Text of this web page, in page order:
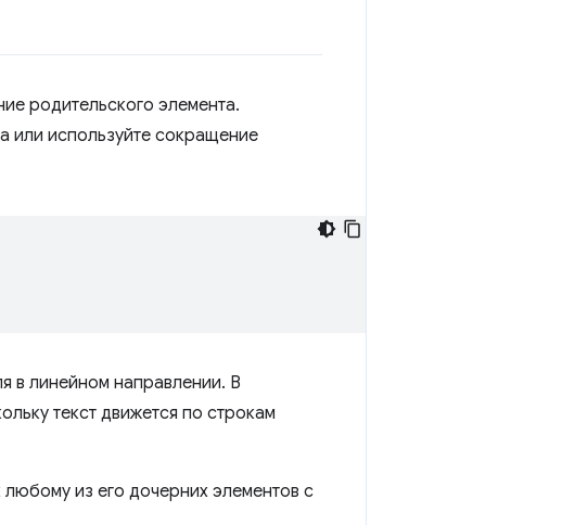
родительского элемента.
или используйте сокращение
в линейном направлении. В
текст движется по строкам
из его дочерних элементов с